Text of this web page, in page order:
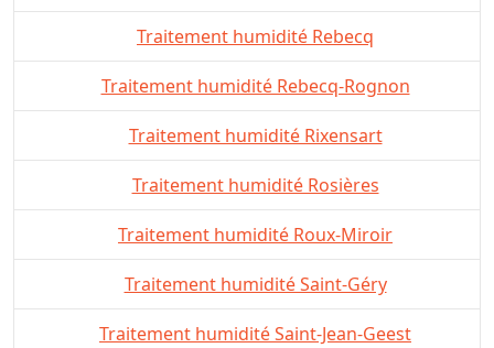
Traitement humidité Rebecq
Traitement humidité Rebecq-Rognon
Traitement humidité Rixensart
Traitement humidité Rosières
Traitement humidité Roux-Miroir
Traitement humidité Saint-Géry
Traitement humidité Saint-Jean-Geest